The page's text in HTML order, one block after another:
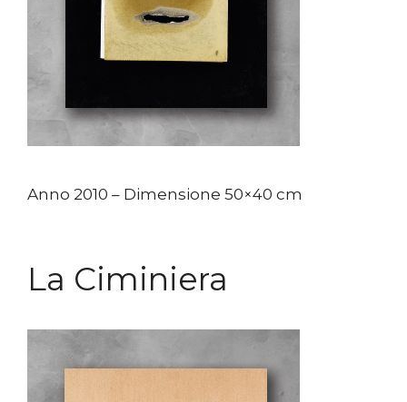
Anno 2010 – Dimensione 50×40 cm
La Ciminiera